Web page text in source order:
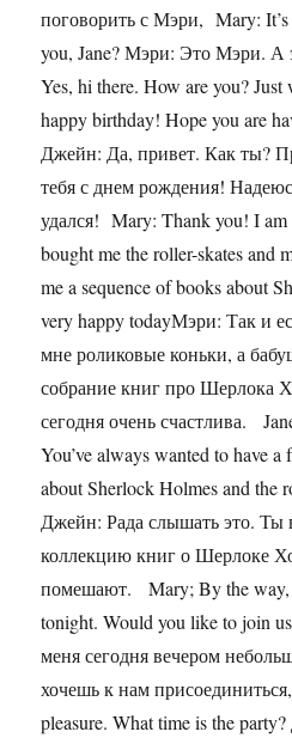
поговорить с Мэри, Mary:
you, Jane? Мэри: Это Мэри. А
Yes, hi there. How are you?
happy birthday! Hope you are
Джейн: Да, привет. Как ты?
тебя с днем рождения!
удался! Mary: Thank you! I am
bought me the roller-skates and
me a sequence of books about
very happy todayМэри: Так и
мне роликовые коньки, а
собрание книг про Шерлока
сегодня очень счастлива.
You’ve always wanted to have
about Sherlock Holmes and the
Джейн: Рада слышать это. Ты
коллекцию книг о Шерлоке
помешают. Mary; By the way,
tonight. Would you like to join
меня сегодня вечером
хочешь к нам
pleasure. What time is the